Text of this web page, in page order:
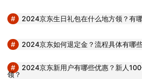
2024京东生日礼包在什么地方领？有
2024京东如何退定金？流程具体有哪
2024京东新用户有哪些优惠？新人
领？